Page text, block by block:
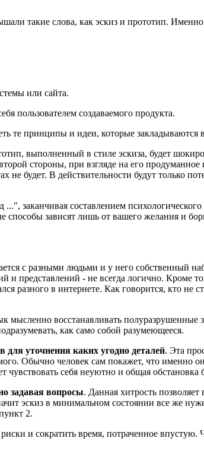
такие слова, как эскиз и прототип. Именно
или сайта.
пользователем создаваемого продукта.
те принципы и идеи, которые закладываются
выполненный в стиле эскиза, будет
стороны, при взгляде на его продуманное
будет. В действительности будут только
заканчивая составлением психологического
способы зависят лишь от вашего желания и
с разными людьми и у него собственный
и представлений - не всегда логично. Кроме
разного в интернете. Как говорится, кто не
мысленно восстанавливать полуразрушенные
как само собой разумеющееся.
уточнения каких угодно деталей. Эта
Обычно человек сам покажет, что именно
себя неуютно и общая обстановка
задавая вопросы. Данная хитрость позволяет
эскиз в минимальном состоянии все же
2.
и сократить время, потраченное впустую.